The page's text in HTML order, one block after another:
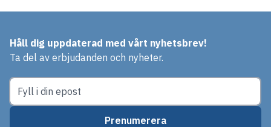
Håll dig uppdaterad med vårt nyhetsbrev!
Ta del av erbjudanden och nyheter.
Prenumerera